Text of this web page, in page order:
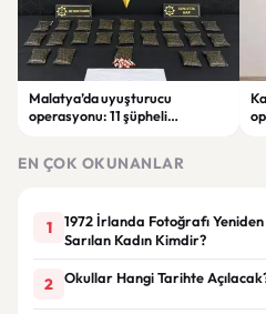
Malatya’da uyuşturucu
operasyonu: 11 şüpheli
EN ÇOK OKUNANLAR
1
1972 İrlanda Fotoğrafı
Sarılan Kadın Kimdir?
2 Okullar Hangi Tarihte